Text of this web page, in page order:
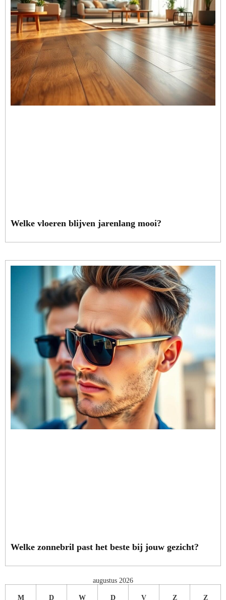
Welke vloeren blijven jarenlang mooi?
Welke zonnebril past het beste bij jouw gezicht?
augustus 2026
M D W D V Z Z